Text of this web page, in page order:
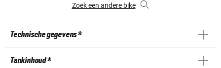
Zoek een andere bike
Technische gegevens *
Tankinhoud *